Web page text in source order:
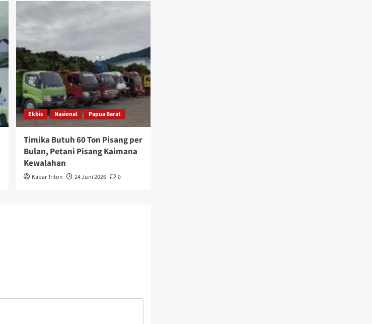
Ekbis Nasional Papua Barat
Timika Butuh 60 Ton Pisang per
Bulan, Petani Pisang Kaimana
Kewalahan
Kabar Triton 24 Juni 2026 0